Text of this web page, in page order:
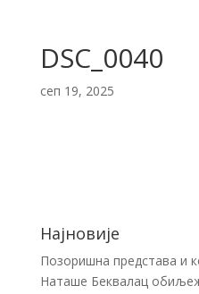
DSC_0040
сеп 19, 2025
Најновије
Позоришна представа и
Наташе Беквалац